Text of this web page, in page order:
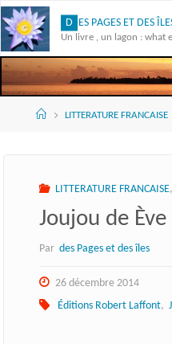
Skip
to
content
D ES PAGES ET DES ÎLE
Un livre , un lagon : what
AccueilLITTERATURE FRANCAISE
LITTERATURE FRANCAISE,
Joujou de
Par des Pages et des îles
26 décembre 2014
Éditions Robert Laffont,